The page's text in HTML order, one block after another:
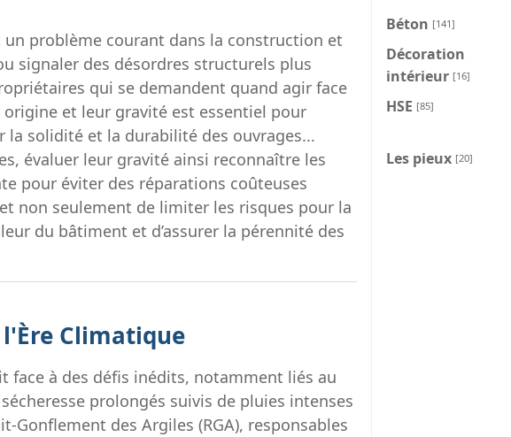
un problème courant dans la construction et
signaler des désordres structurels plus
qui se demandent quand agir face
et leur gravité est essentiel pour
solidité et la durabilité des ouvrages...
évaluer leur gravité ainsi reconnaître les
pour éviter des réparations coûteuses
non seulement de limiter les risques pour la
du bâtiment et d’assurer la pérennité des
Climatique
à des défis inédits, notamment liés au
prolongés suivis de pluies intenses
Gonflement des Argiles (RGA), responsables
Béton [141]
Décoration
intérieur [16]
HSE [85]
Les pieux [20]